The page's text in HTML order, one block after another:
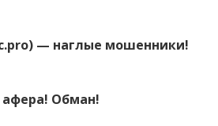
— наглые мошенники!
Обман!